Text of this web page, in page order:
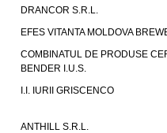
DRANCOR S.R.L.
EFES VITANTA MOLDOVA
COMBINATUL DE PRODUSE
BENDER I.U.S.
I.I. IURII GRISCENCO
ANTHILL S.R.L.